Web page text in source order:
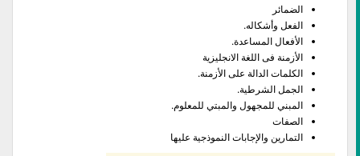
الضمائر
الفعل وأشكاله.
الأفعال المساعدة.
الأزمنة فى اللغة الانجليزية
الكلمات الدالة على الأزمنة.
الجمل الشرطية.
المبني للمجهول والمبتي للمعلوم.
الصفات
التمارين والإجابات النموذجية عليها